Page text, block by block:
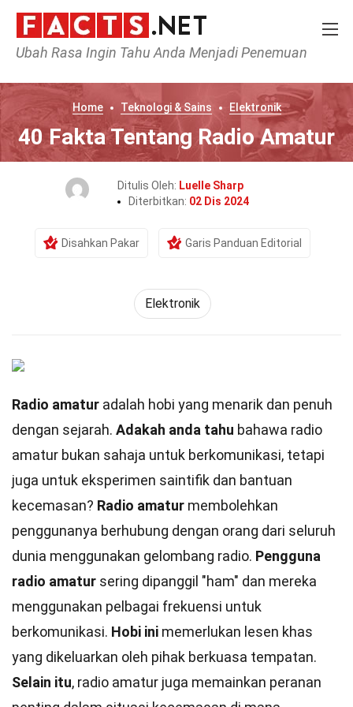
Ubah Rasa Ingin Tahu Anda Menjadi Penemuan
Home Teknologi & Sains Elektronik
40 Fakta Tentang Radio Amatur
Ditulis Oleh: Luelle Sharp
Diterbitkan: 02 Dis 2024
Disahkan Pakar Garis Panduan Editorial
Elektronik
Radio amatur adalah hobi yang menarik dan penuh
dengan sejarah. Adakah anda tahu bahawa radio
amatur bukan sahaja untuk berkomunikasi, tetapi
juga untuk eksperimen saintifik dan bantuan
kecemasan? Radio amatur membolehkan
penggunanya berhubung dengan orang dari seluruh
dunia menggunakan gelombang radio. Pengguna
radio amatur sering dipanggil "ham" dan mereka
menggunakan pelbagai frekuensi untuk
berkomunikasi. Hobi ini memerlukan lesen khas
yang dikeluarkan oleh pihak berkuasa tempatan.
Selain itu, radio amatur juga memainkan peranan